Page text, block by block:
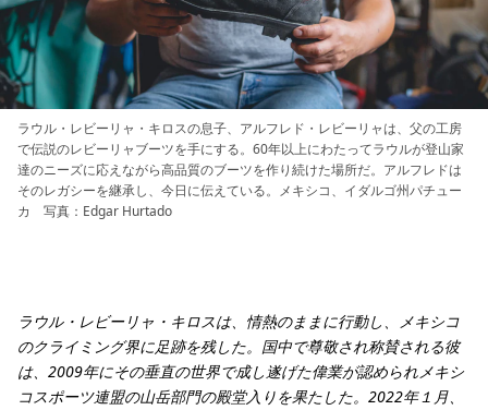
ラウル・レビーリャ・キロスの息子、アルフレド・レビーリャは、父の工房
で伝説のレビーリャブーツを手にする。60年以上にわたってラウルが登山家
達のニーズに応えながら高品質のブーツを作り続けた場所だ。アルフレドは
そのレガシーを継承し、今日に伝えている。メキシコ、イダルゴ州パチュー
カ 写真：Edgar Hurtado
ラウル・レビーリャ・キロスは、情熱のままに行動し、メキシコ
のクライミング界に足跡を残した。国中で尊敬され称賛される彼
は、2009年にその垂直の世界で成し遂げた偉業が認められメキシ
コスポーツ連盟の山岳部門の殿堂入りを果たした。2022年１月、